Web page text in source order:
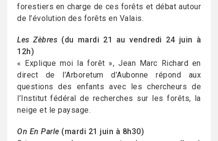
forestiers en charge de ces forêts et débat autour
de l’évolution des forêts en Valais.
Les Zèbres (du mardi 21 au vendredi 24 juin à
12h)
« Explique moi la forêt », Jean Marc Richard en
direct de l’Arboretum d’Aubonne répond aux
questions des enfants avec les chercheurs de
l’Institut fédéral de recherches sur les forêts, la
neige et le paysage.
On En Parle (mardi 21 juin à 8h30)